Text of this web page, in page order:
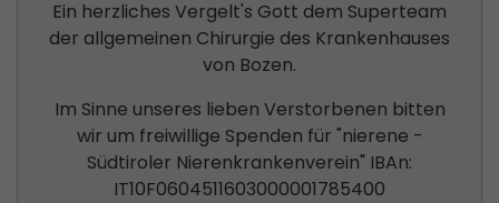
Ein herzliches Vergelt's Gott dem Superteam
der allgemeinen Chirurgie des Krankenhauses
von Bozen.
Im Sinne unseres lieben Verstorbenen bitten
wir um freiwillige Spenden für "nierene -
Südtiroler Nierenkrankenverein" IBAn:
IT10F0604511603000001785400